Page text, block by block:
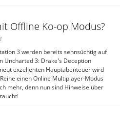
Offline Ko-op Modus?
3 werden bereits sehnsüchtig auf
Uncharted 3: Drake's Deception
exzellenten Hauptabenteuer wird
einen Online Multiplayer-Modus
mehr, denn nun sind Hinweise über